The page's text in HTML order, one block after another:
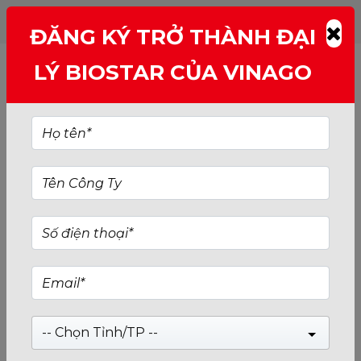
ĐĂNG KÝ TRỞ THÀNH ĐẠI
LÝ BIOSTAR CỦA VINAGO
-- Chọn Tỉnh/TP --